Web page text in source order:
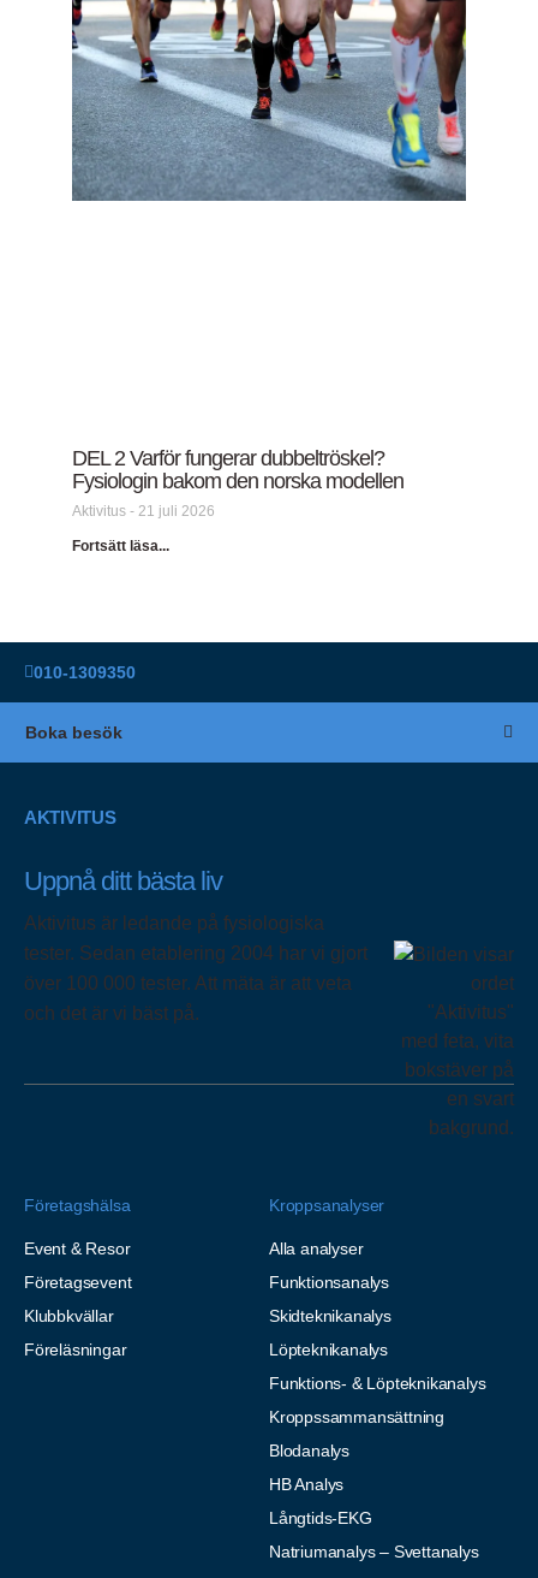
DEL 2 Varför fungerar dubbeltröskel?
Fysiologin bakom den norska modellen
Aktivitus 21 juli 2026
Fortsätt läsa...
010-1309350
Boka besök
AKTIVITUS
Uppnå ditt bästa liv
Aktivitus är ledande på fysiologiska
tester. Sedan etablering 2004 har vi gjort
över 100 000 tester. Att mäta är att veta
och det är vi bäst på.
Företagshälsa
Event & Resor
Företagsevent
Klubbkvällar
Föreläsningar
Kroppsanalyser
Alla analyser
Funktionsanalys
Skidteknikanalys
Löpteknikanalys
Funktions- & Löpteknikanalys
Kroppssammansättning
Blodanalys
HB Analys
Långtids-EKG
Natriumanalys – Svettanalys